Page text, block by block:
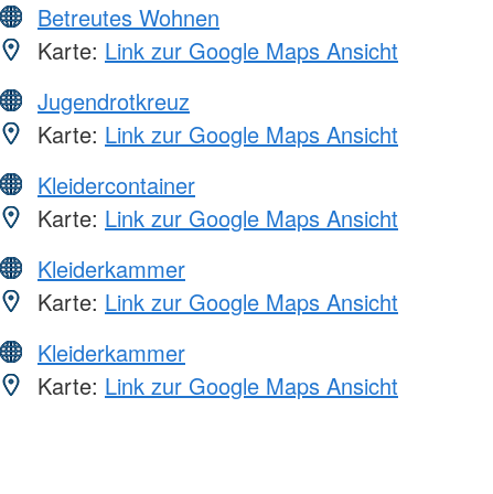
Betreutes Wohnen
Karte: Link zur Google Maps Ansicht
Jugendrotkreuz
Karte: Link zur Google Maps Ansicht
Kleidercontainer
Karte: Link zur Google Maps Ansicht
Kleiderkammer
Karte: Link zur Google Maps Ansicht
Kleiderkammer
Karte: Link zur Google Maps Ansicht